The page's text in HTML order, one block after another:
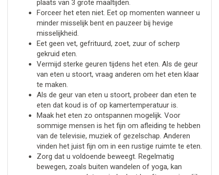
plaats van 3 grote maaltijden.
Forceer het eten niet. Eet op momenten wanneer u
minder misselijk bent en pauzeer bij hevige
misselijkheid.
Eet geen vet, gefrituurd, zoet, zuur of scherp
gekruid eten.
Vermijd sterke geuren tijdens het eten. Als de geur
van eten u stoort, vraag anderen om het eten klaar
te maken.
Als de geur van eten u stoort, probeer dan eten te
eten dat koud is of op kamertemperatuur is.
Maak het eten zo ontspannen mogelijk. Voor
sommige mensen is het fijn om afleiding te hebben
van de televisie, muziek of gezelschap. Anderen
vinden het juist fijn om in een rustige ruimte te eten.
Zorg dat u voldoende beweegt. Regelmatig
bewegen, zoals buiten wandelen of yoga, kan